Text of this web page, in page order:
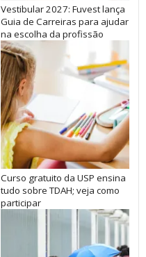
Vestibular 2027: Fuvest lança
Guia de Carreiras para ajudar
na escolha da profissão
Curso gratuito da USP ensina
tudo sobre TDAH; veja como
participar